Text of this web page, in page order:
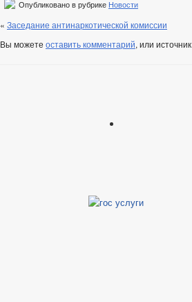
Опубликовано в рубрике Новости
« Заседание антинаркотической комиссии
Вы можете оставить комментарий, или источник